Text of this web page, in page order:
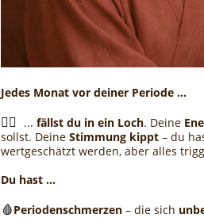
Jedes Monat vor deiner Periode ...
😵‍💫 ... fällst du in ein Loch. Deine
sollst. Deine Stimmung kippt – du
wertgeschätzt werden, aber alles
Du hast ...
🩸Periodenschmerzen – die sich